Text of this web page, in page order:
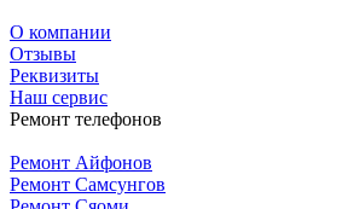
О компании
Отзывы
Реквизиты
Наш сервис
Ремонт телефонов
Ремонт Айфонов
Ремонт Самсунгов